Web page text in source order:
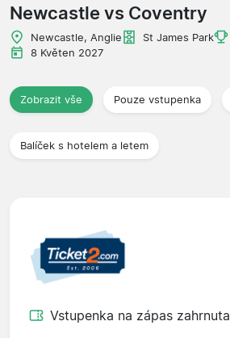
Newcastle vs Coventry
Newcastle, Anglie St James Park
8 Květen 2027
Zobrazit vše Pouze vstupenka
Balíček s hotelem a letem
Vstupenka na zápas zahrnuta